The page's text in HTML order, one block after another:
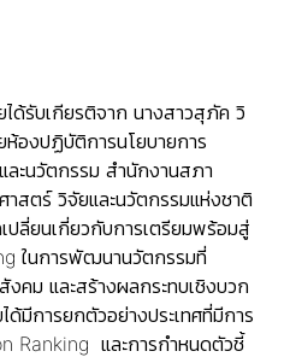
ด้รับเกียรติจาก นางสาวสุภัค วิ
องปฏิบัติการนโยบายการ
ะนวัตกรรม สำนักงานสภา
สตร์ วิจัยและนวัตกรรมแห่งชาติ
ปลี่ยนเกี่ยวกับการเตรียมพร้อมสู่
ในการพัฒนานวัตกรรมที่
คม และสร้างผลกระทบเชิงบวก
มีการยกตัวอย่างประเทศที่มีการ
Ranking และการกำหนดตัวชี้